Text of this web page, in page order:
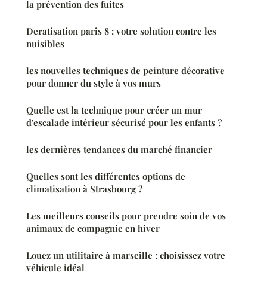
la prévention des fuites
Deratisation paris 8 : votre solution contre les
nuisibles
les nouvelles techniques de peinture décorative
pour donner du style à vos murs
Quelle est la technique pour créer un mur
d'escalade intérieur sécurisé pour les enfants ?
les dernières tendances du marché financier
Quelles sont les différentes options de
climatisation à Strasbourg ?
Les meilleurs conseils pour prendre soin de vos
animaux de compagnie en hiver
Louez un utilitaire à marseille : choisissez votre
véhicule idéal